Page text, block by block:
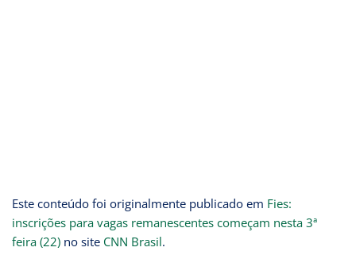
Este conteúdo foi originalmente publicado em Fies:
inscrições para vagas remanescentes começam nesta 3ª
feira (22) no site CNN Brasil.